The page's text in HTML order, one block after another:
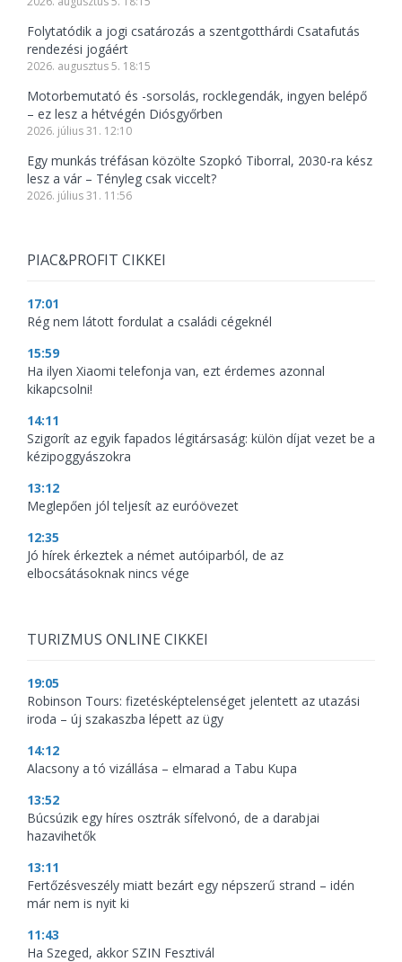
Folytatódik a jogi csatározás a szentgotthárdi Csatafutás
rendezési jogáért
2026. augusztus 5. 18:15
Motorbemutató és -sorsolás, rocklegendák, ingyen belépő
– ez lesz a hétvégén Diósgyőrben
2026. július 31. 12:10
Egy munkás tréfásan közölte Szopkó Tiborral, 2030-ra kész
lesz a vár – Tényleg csak viccelt?
2026. július 31. 11:56
PIAC&PROFIT CIKKEI
17:01
Rég nem látott fordulat a családi cégeknél
15:59
Ha ilyen Xiaomi telefonja van, ezt érdemes azonnal
kikapcsolni!
14:11
Szigorít az egyik fapados légitársaság: külön díjat vezet be a
kézipoggyászokra
13:12
Meglepően jól teljesít az euróövezet
12:35
Jó hírek érkeztek a német autóiparból, de az
elbocsátásoknak nincs vége
TURIZMUS ONLINE CIKKEI
19:05
Robinson Tours: fizetésképtelenséget jelentett az utazási
iroda – új szakaszba lépett az ügy
14:12
Alacsony a tó vizállása – elmarad a Tabu Kupa
13:52
Búcsúzik egy híres osztrák sífelvonó, de a darabjai
hazavihetők
13:11
Fertőzésveszély miatt bezárt egy népszerű strand – idén
már nem is nyit ki
11:43
Ha Szeged, akkor SZIN Fesztivál